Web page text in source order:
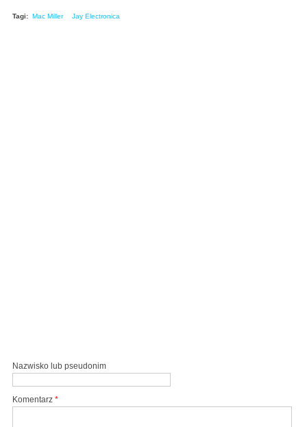
Tagi: Mac Miller Jay Electronica
Nazwisko lub pseudonim
Komentarz *